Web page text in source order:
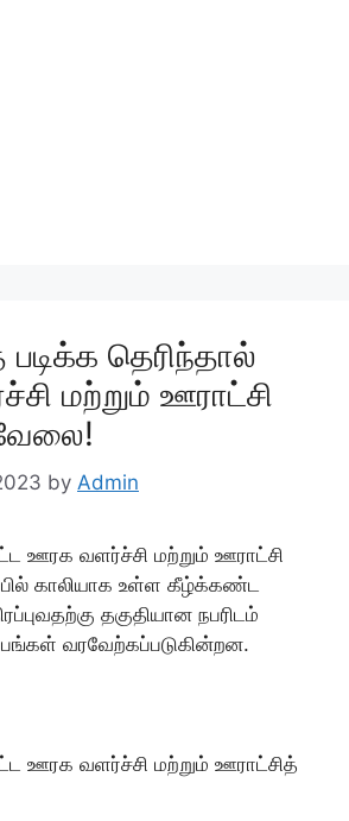
படிக்க தெரிந்தால்
மற்றும் ஊராட்சி
by Admin
ஊரக வளர்ச்சி மற்றும் ஊராட்சி
காலியாக உள்ள கீழ்க்கண்ட
தகுதியான நபரிடம்
வரவேற்கப்படுகின்றன.
ஊரக வளர்ச்சி மற்றும் ஊராட்சித்